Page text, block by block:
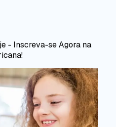
- Inscreva-se Agora na